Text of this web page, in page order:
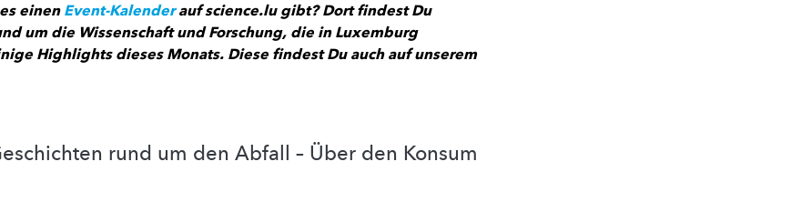
einenEvent-Kalenderauf science.lu gibt? Dort findest Du
um die Wissenschaft und Forschung, die in Luxemburg
Highlights dieses Monats. Diese findest Du auch auf unserem
rund um den Abfall – Über den Konsum